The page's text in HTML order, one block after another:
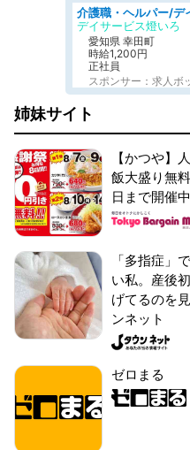
デイサービス燈いろ
愛知県 幸田町
時給1,200円
正社員
スポンサー：求人ボ
姉妹サイト
【かつや】
飯大盛り無
日まで開催中
「多指症」
い私。産後
げてるのを
ンネット
ゼロまる